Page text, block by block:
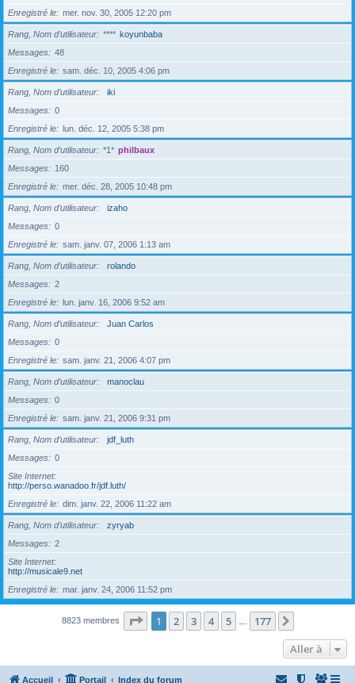
Enregistré le
mer. nov. 30, 2005 12:20 pm
Rang, Nom d’utilisateur **** koyunbaba
Messages
48
Enregistré le
sam. déc. 10, 2005 4:06 pm
Rang, Nom d’utilisateur
iki
Messages
0
Enregistré le
lun. déc. 12, 2005 5:38 pm
Rang, Nom d’utilisateur *1* philbaux
Messages
160
Enregistré le
mer. déc. 28, 2005 10:48 pm
Rang, Nom d’utilisateur
izaho
Messages
0
Enregistré le
sam. janv. 07, 2006 1:13 am
Rang, Nom d’utilisateur
rolando
Messages
2
Enregistré le
lun. janv. 16, 2006 9:52 am
Rang, Nom d’utilisateur
Juan Carlos
Messages
0
Enregistré le
sam. janv. 21, 2006 4:07 pm
Rang, Nom d’utilisateur
manoclau
Messages
0
Enregistré le
sam. janv. 21, 2006 9:31 pm
Rang, Nom d’utilisateur
jdf_luth
Messages
0
Site Internet
http://perso.wanadoo.fr/jdf.luth/
Enregistré le
dim. janv. 22, 2006 11:22 am
Rang, Nom d’utilisateur
zyryab
Messages
2
Site Internet
http://musicale9.net
Enregistré le
mar. janv. 24, 2006 11:52 pm
8823 membres Page 1sur177
1 2 3 4 5 177
Aller à
Accueil Portail Index du forum